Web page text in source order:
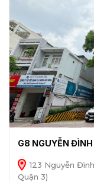
G8 NGUYỄN ĐÌNH
123 Nguyễn
Quận 3)